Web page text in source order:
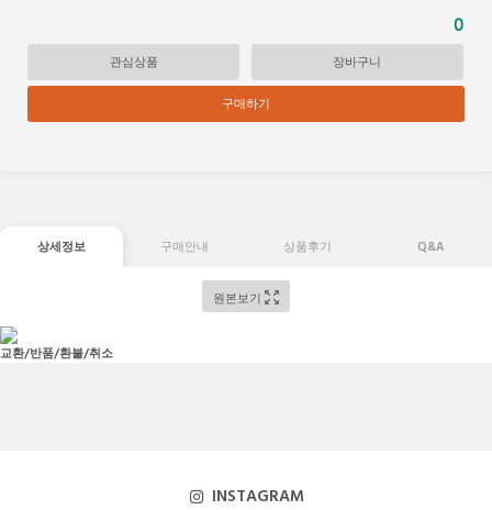
0
관심상품 장바구니
구매하기
상세정보 구매안내 상품후기 Q&A
원본보기
교환/반품/환불/취소
INSTAGRAM